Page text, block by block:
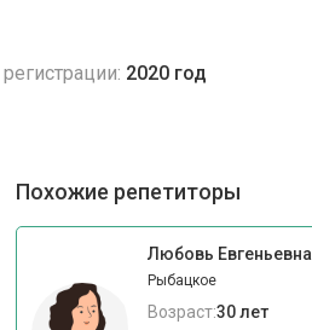
2020 год
Похожие репетиторы
Любовь Евгеньевна
Рыбацкое
Возраст:30 лет